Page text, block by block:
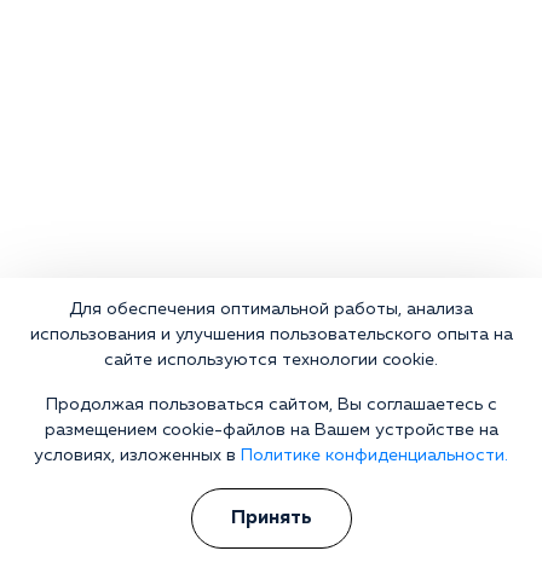
Что делать сейчас?
Для обеспечения оптимальной работы, анализа
использования и улучшения пользовательского опыта на
сайте используются технологии cookie.
Продолжая пользоваться сайтом, Вы соглашаетесь с
размещением cookie-файлов на Вашем устройстве на
условиях, изложенных в
Политике конфиденциальности.
Принять